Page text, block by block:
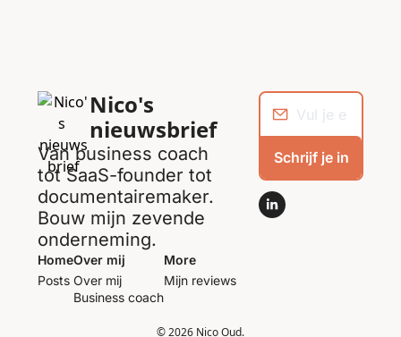
Nico's
nieuwsbrief
Van business coach
tot SaaS-founder tot
documentairemaker.
Bouw mijn zevende
onderneming.
Schrijf je in
Home
Posts
Over mij
Over mij
Business coach
More
Mijn reviews
© 2026 Nico Oud.